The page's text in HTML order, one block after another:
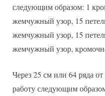
следующим образом: 1
жемчужный узор, 15
жемчужный узор, 15
жемчужный узор,
Через 25 см или 64 ряда
работу следующим